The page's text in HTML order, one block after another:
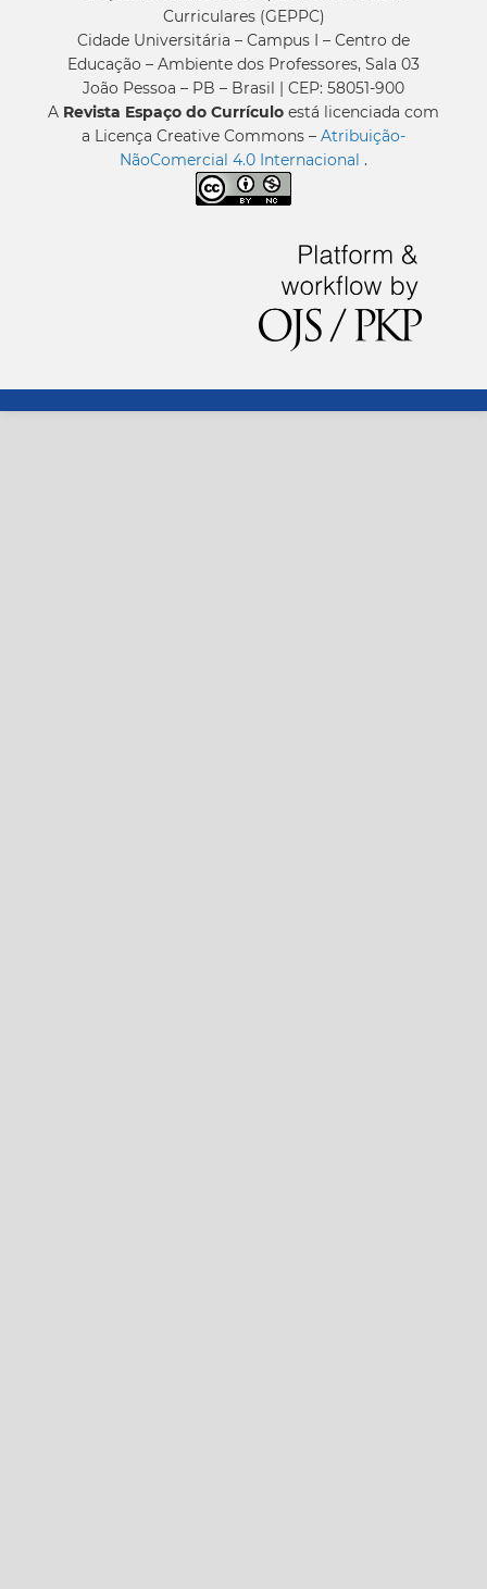
Curriculares (GEPPC)
Cidade Universitária – Campus I – Centro de
Educação – Ambiente dos Professores, Sala 03
João Pessoa – PB – Brasil | CEP: 58051-900
A Revista Espaço do Currículo está licenciada com
a Licença Creative Commons – Atribuição-
NãoComercial 4.0 Internacional .